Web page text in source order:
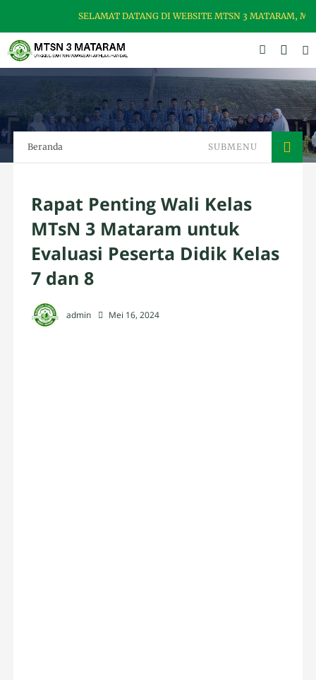
SELAMAT DATANG DI WEBSITE MTSN 3 MATARAM,
Beranda SUBMENU
Rapat Penting Wali Kelas
MTsN 3 Mataram untuk
Evaluasi Peserta Didik Kelas
7 dan 8
admin Mei 16, 2024